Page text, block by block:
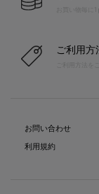
お買い物毎に
ご利用方
お問い合わせ
利用規約